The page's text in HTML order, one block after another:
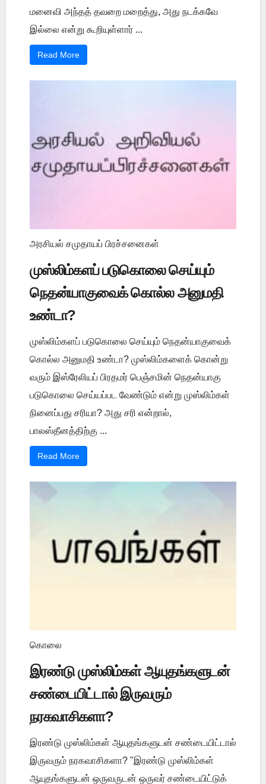
மனைவி அந்தத் தவறை மறைத்து, அது நடக்கவே
இல்லை என்று கூறியுள்ளார் ...
Read More
அரசியல் சமுதாயப் பிரச்சனைகள்
முஸ்லிம்களப் படுகொலை செய்யும்
நெதன்யாகுவைக் கொல்ல அனுமதி
உண்டா?
முஸ்லிம்களப் படுகொலை செய்யும் நெதன்யாகுவைக்
கொல்ல அனுமதி உண்டா? முஸ்லிம்களைக் கொன்று
வரும் இஸ்ரேலியப் பிரதமர் பெஞ்சமின் நெதன்யாகு
படுகொலை செய்யப்பட வேண்டும் என்று முஸ்லிம்கள்
நினைப்பது சரியா? அது சரி என்றால்,
பாலஸ்தீனத்திற்கு ...
Read More
கொலை
இரண்டு முஸ்லிம்கள் ஆயுதங்களுடன்
சண்டையிட்டால் இருவரும்
நரகவாசிகளா?
இரண்டு முஸ்லிம்கள் ஆயுதங்களுடன் சண்டையிட்டால்
இருவரும் நரகவாசிகளா? "இரண்டு முஸ்லிம்கள்
ஆயுதங்களுடன் ஒருவருடன் ஒருவர் சண்டையிட்டுக்